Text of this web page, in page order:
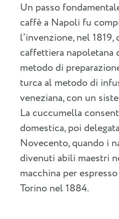
Un passo
caffè a Napoli fu
l’invenzione, nel
caffettiera napoletana
metodo di
turca al metodo di
veneziana, con un
La cuccumella
domestica, poi
Novecento, quando i
divenuti abili maestri
macchina per
Torino nel 1884.